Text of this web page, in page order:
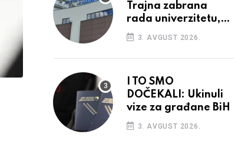
Trajna zabrana
rada univerzitetu,
provedba sudskih
odluka
3. AVGUST 2026.
I TO SMO
DOČEKALI: Ukinuli
vize za građane BiH
3. AVGUST 2026.